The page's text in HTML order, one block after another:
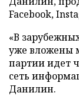
Facebook,
«В
уже вложены
партии идет
сеть
Данилин.